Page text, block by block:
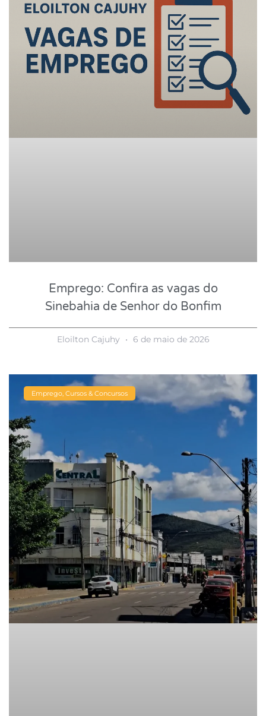
Emprego: Confira as vagas do
Sinebahia de Senhor do Bonfim
Eloilton Cajuhy 6 de maio de 2026
Emprego, Cursos & Concursos